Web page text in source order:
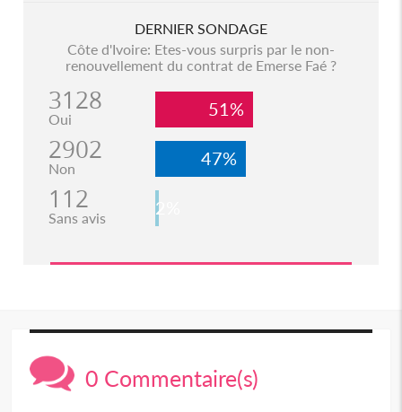
DERNIER SONDAGE
Côte d'Ivoire: Etes-vous surpris par le non-
renouvellement du contrat de Emerse Faé ?
3128
Oui 51%
2902
Non 47%
112
Sans avis 2%
0 Commentaire(s)